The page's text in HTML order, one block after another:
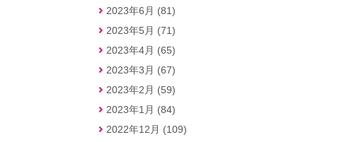
2023年6月 (81)
2023年5月 (71)
2023年4月 (65)
2023年3月 (67)
2023年2月 (59)
2023年1月 (84)
2022年12月 (109)